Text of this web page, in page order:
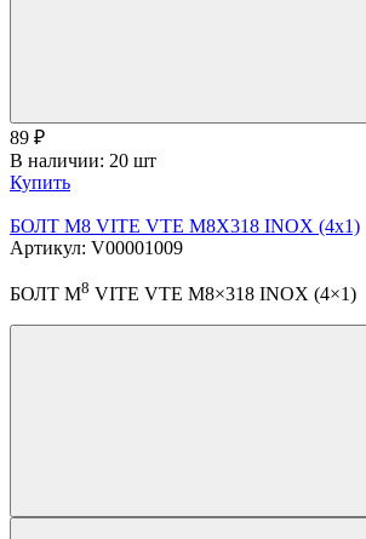
89 ₽
В наличии: 20 шт
Купить
БОЛТ М8 VITE VTE M8X318 INOX (4х1)
Артикул: V00001009
БОЛТ М8 VITE VTE M8×318 INOX (4×1)